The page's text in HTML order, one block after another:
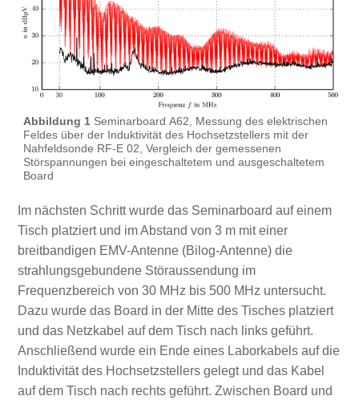
Abbildung 1Seminarboard A62, Messung des elektrischen
Feldes über der Induktivität des Hochsetzstellers mit der
Nahfeldsonde RF-E 02, Vergleich der gemessenen
Störspannungen bei eingeschaltetem und ausgeschaltetem
Board
Im nächsten Schritt wurde das Seminarboard auf einem
Tisch platziert und im Abstand von 3 m mit einer
breitbandigen EMV-Antenne (Bilog-Antenne) die
strahlungsgebundene Störaussendung im
Frequenzbereich von 30 MHz bis 500 MHz untersucht.
Dazu wurde das Board in der Mitte des Tisches platziert
und das Netzkabel auf dem Tisch nach links geführt.
Anschließend wurde ein Ende eines Laborkabels auf die
Induktivität des Hochsetzstellers gelegt und das Kabel
auf dem Tisch nach rechts geführt. Zwischen Board und